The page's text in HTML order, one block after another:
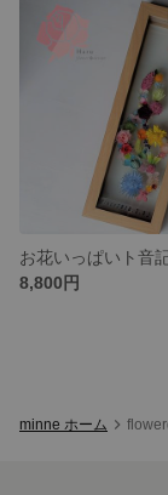
8,800円
minne ホーム